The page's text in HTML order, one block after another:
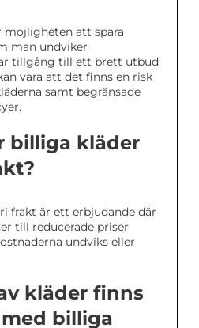
möjligheten att spara
man undviker
tillgång till ett brett utbud
vara att det finns en risk
samt begränsade
billiga kläder
frakt är ett erbjudande där
till reducerade priser
undviks eller
kläder finns
billiga